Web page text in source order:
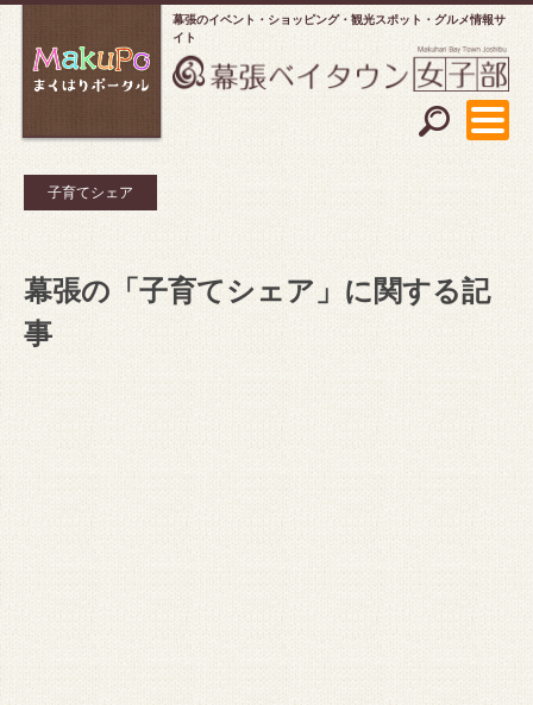
幕張のイベント・ショッピング
観光スポット・グルメ情報サ
イト
子育てシェア
幕張の「子育てシェア」に関する記
事